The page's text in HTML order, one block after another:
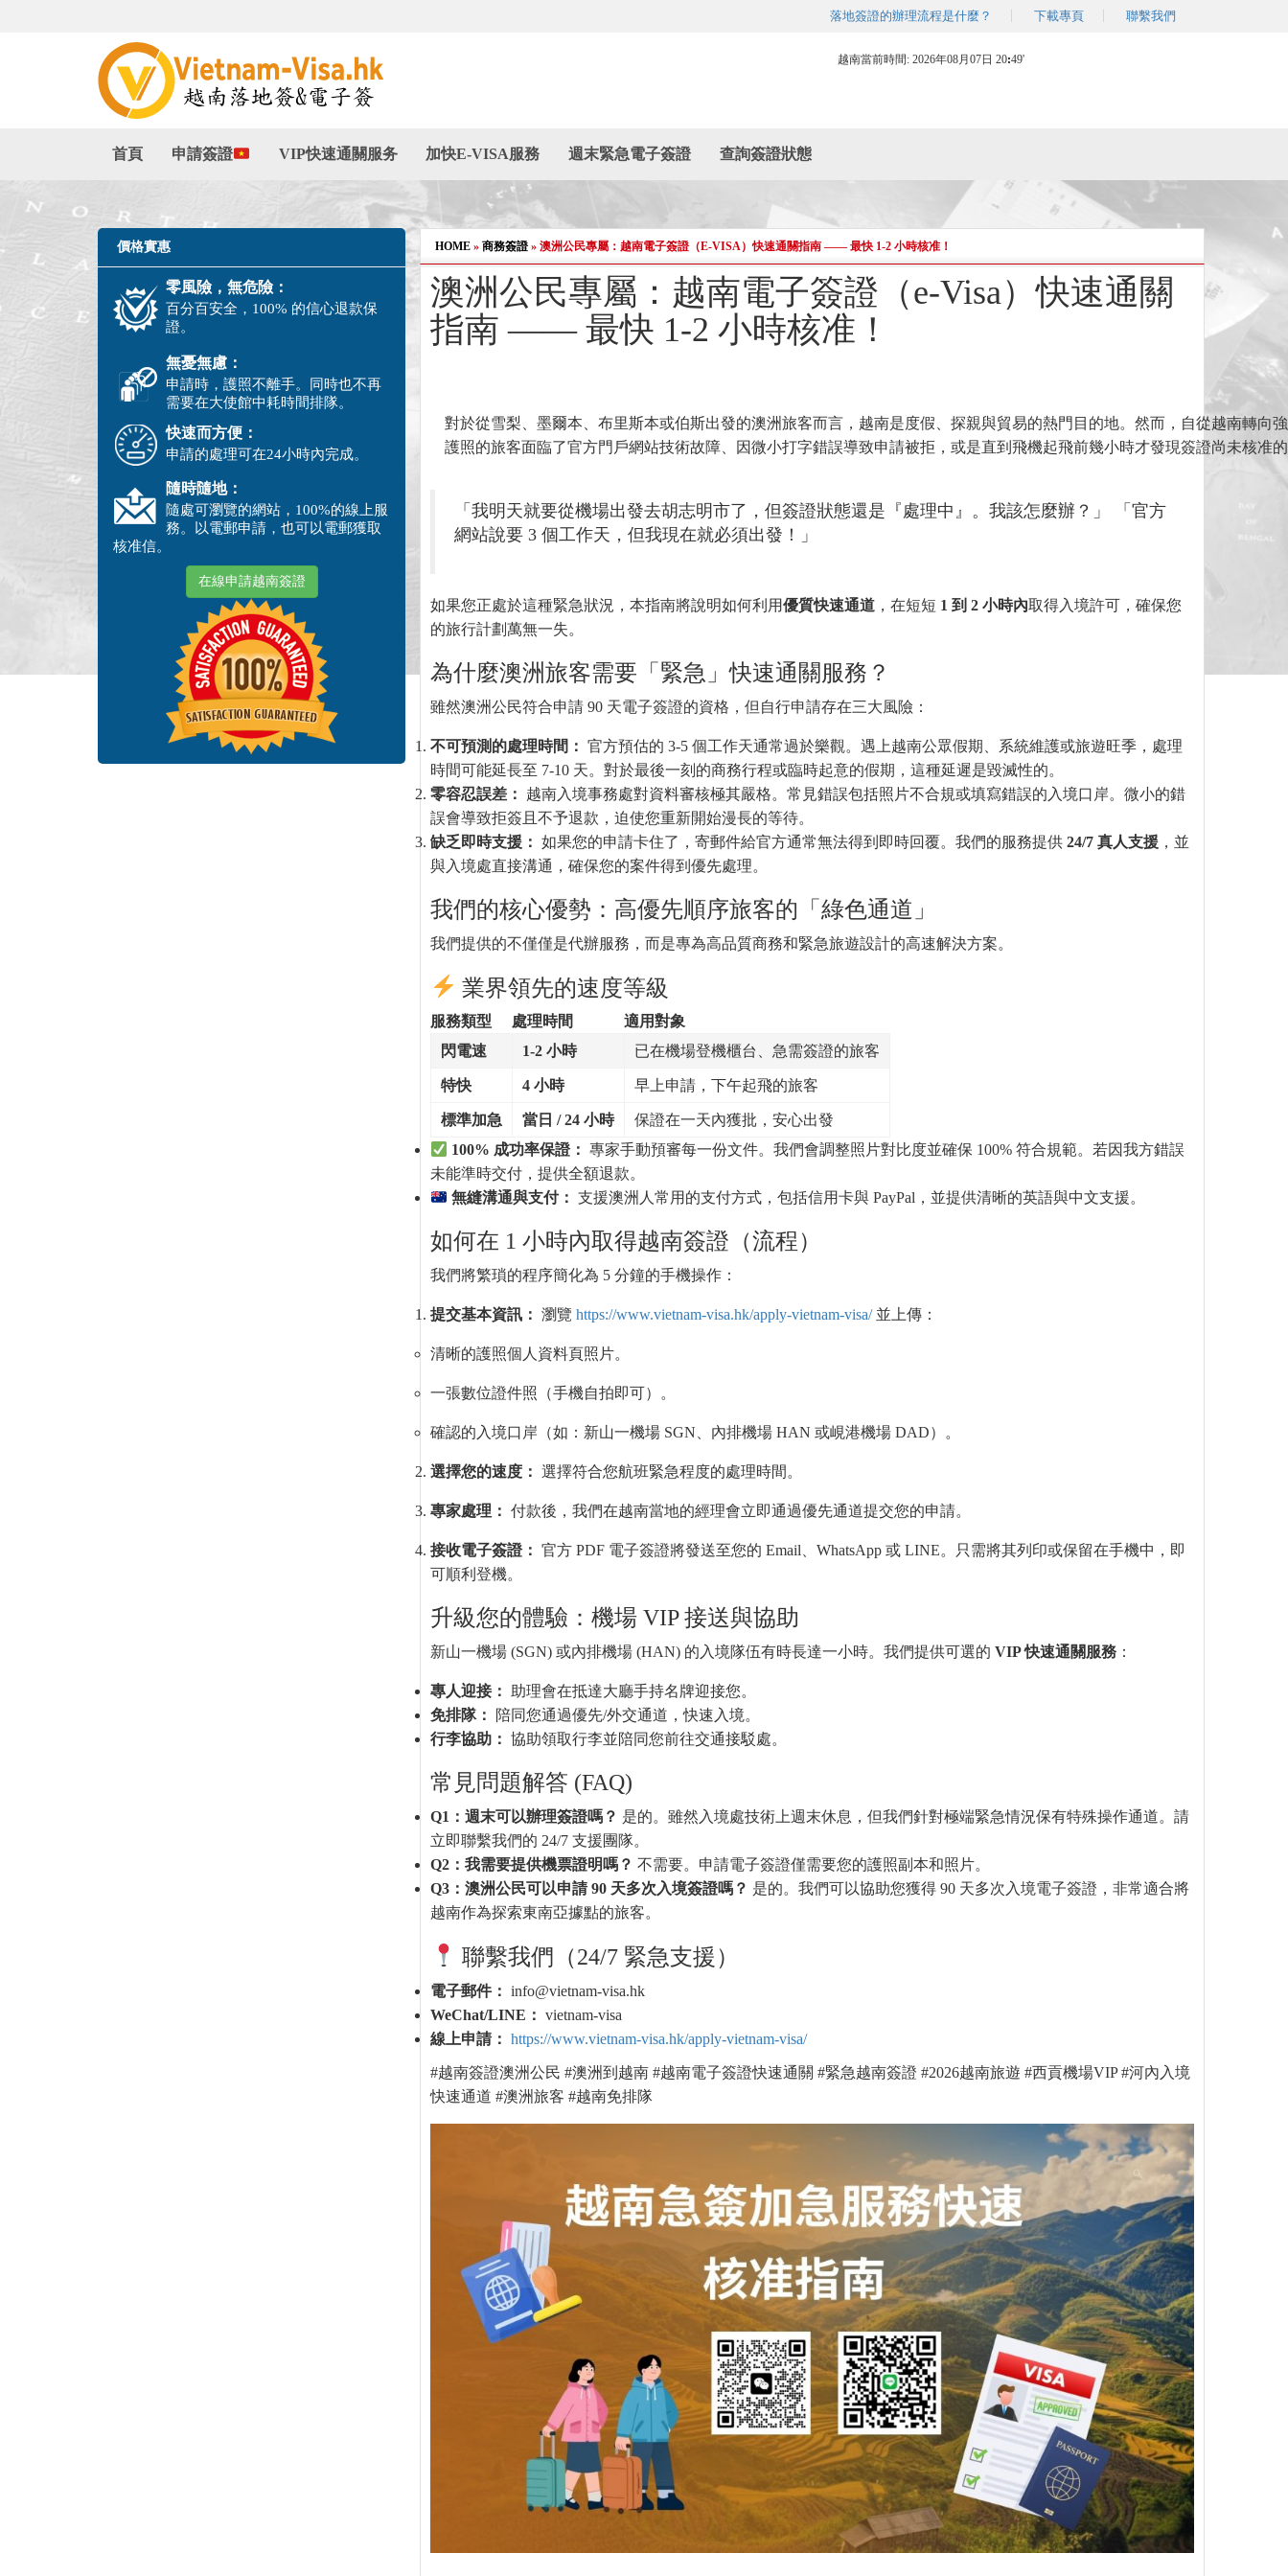
落地簽證的辦理流程是什麼？ 下載專頁 聯繫我們
越南當前時間:2026年08月07日 20:49'
首頁 申請簽證 VIP快速通關服务 加快E-VISA服務 週末緊急電子簽證 查詢簽證狀態
HOME » 商務簽證» 澳洲公民專屬：越南電子簽證（E-VISA）快速通關指南 —— 最快 1-2 小時核准！
澳洲公民專屬：越南電子簽證（e-Visa）快速通關
指南 —— 最快 1-2 小時核准！
對於從雪梨、墨爾本、布里斯本或伯斯出發的澳洲旅客而言，越南是度假、探親與貿易的熱門目的地。然而，自從越南轉向
護照的旅客面臨了官方門戶網站技術故障、因微小打字錯誤導致申請被拒，或是直到飛機起飛前幾小時才發現簽證尚未核准
「我明天就要從機場出發去胡志明市了，但簽證狀態還是『處理中』。我該怎麼辦？」 「官方
網站說要 3 個工作天，但我現在就必須出發！」
如果您正處於這種緊急狀況，本指南將說明如何利用優質快速通道 ，在短短 1 到 2 小時內取得入境許可，確保您
的旅行計劃萬無一失。
為什麼澳洲旅客需要「緊急」快速通關服務？
雖然澳洲公民符合申請 90 天電子簽證的資格，但自行申請存在三大風險：
不可預測的處理時間： 官方預估的 3-5 個工作天通常過於樂觀。遇上越南公眾假期、系統維護或旅遊旺季，處理
時間可能延長至 7-10 天。對於最後一刻的商務行程或臨時起意的假期，這種延遲是毀滅性的。
零容忍誤差：
越南入境事務處對資料審核極其嚴格。常見錯誤包括照片不合規或填寫錯誤的入境口岸。微小的錯
誤會導致拒簽且不予退款，迫使您重新開始漫長的等待。
缺乏即時支援： 如果您的申請卡住了，寄郵件給官方通常無法得到即時回覆。我們的服務提供 24/7 真人支援 ，並
與入境處直接溝通，確保您的案件得到優先處理。
我們的核心優勢：高優先順序旅客的「綠色通道」
我們提供的不僅僅是代辦服務，而是專為高品質商務和緊急旅遊設計的高速解決方案。
業界領先的速度等級
服務類型 處理時間
適用對象
閃電速
1-2 小時 已在機場登機櫃台、急需簽證的旅客
特快 4 小時 早上申請，下午起飛的旅客
標準加急 當日 / 24 小時
保證在一天內獲批，安心出發
100% 成功率保證： 專家手動預審每一份文件。我們會調整照片對比度並確保 100% 符合規範。若因我方錯誤
未能準時交付，提供全額退款。
無縫溝通與支付： 支援澳洲人常用的支付方式，包括信用卡與 PayPal，並提供清晰的英語與中文支援。
如何在 1 小時內取得越南簽證（流程）
我們將繁瑣的程序簡化為 5 分鐘的手機操作：
提交基本資訊： 瀏覽 https://www.vietnam-visa.hk/apply-vietnam-visa/並上傳：
清晰的護照個人資料頁照片。
一張數位證件照（手機自拍即可）。
確認的入境口岸（如：新山一機場 SGN、內排機場 HAN 或峴港機場 DAD）。
選擇您的速度： 選擇符合您航班緊急程度的處理時間。
專家處理： 付款後，我們在越南當地的經理會立即通過優先通道提交您的申請。
接收電子簽證： 官方 PDF 電子簽證將發送至您的 Email、WhatsApp 或 LINE。只需將其列印或保留在手機中，即
可順利登機。
升級您的體驗：機場 VIP 接送與協助
新山一機場 (SGN) 或內排機場 (HAN) 的入境隊伍有時長達一小時。我們提供可選的 VIP 快速通關服務 ：
專人迎接：
助理會在抵達大廳手持名牌迎接您。
免排隊：
陪同您通過優先/外交通道，快速入境。
行李協助： 協助領取行李並陪同您前往交通接駁處。
常見問題解答 (FAQ)
Q1：週末可以辦理簽證嗎？ 是的。雖然入境處技術上週末休息，但我們針對極端緊急情況保有特殊操作通道。請
立即聯繫我們的 24/7 支援團隊。
Q2：我需要提供機票證明嗎？ 不需要。申請電子簽證僅需要您的護照副本和照片。
Q3：澳洲公民可以申請 90 天多次入境簽證嗎？ 是的。我們可以協助您獲得 90 天多次入境電子簽證，非常適合將
越南作為探索東南亞據點的旅客。
聯繫我們（24/7 緊急支援）
電子郵件： info@vietnam-visa.hk
WeChat/LINE： vietnam-visa
線上申請： https://www.vietnam-visa.hk/apply-vietnam-visa/
#越南簽證澳洲公民 #澳洲到越南 #越南電子簽證快速通關 #緊急越南簽證 #2026越南旅遊 #西貢機場VIP #河內入境
快速通道 #澳洲旅客 #越南免排隊
價格實惠
零風險，無危險：
百分百安全，100% 的信心退款保
證。
無憂無慮：
申請時，護照不離手。同時也不再
需要在大使館中耗時間排隊。
快速而方便：
申請的處理可在24小時內完成。
隨時隨地：
隨處可瀏覽的網站，100%的線上服
務。以電郵申請，也可以電郵獲取
核准信。
在線申請越南簽證